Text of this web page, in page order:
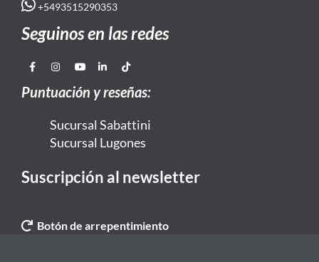
+5493515290353
Seguinos en las redes
Puntuación y reseñas:
Sucursal Sabattini
Sucursal Lugones
Suscripción al newsletter
Botón de arrepentimiento